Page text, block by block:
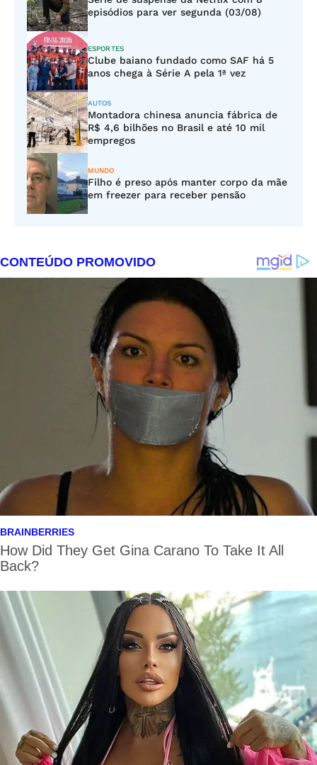
episódios para ver segunda (03/08)
ESPORTES
Clube baiano fundado como SAF há 5
anos chega à Série A pela 1ª vez
AUTOS
Montadora chinesa anuncia fábrica de
R$ 4,6 bilhões no Brasil e até 10 mil
empregos
MUNDO
Filho é preso após manter corpo da mãe
em freezer para receber pensão